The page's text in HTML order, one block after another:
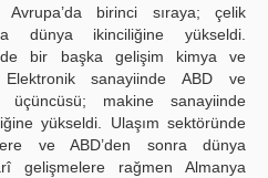
birinci sıraya; çelik
dünya ikinciliğine yükseldi.
bir başka gelişim kimya ve
sanayiinde ABD ve
üçüncüsü; makine sanayiinde
yükseldi. Ulaşım sektöründe
ve ABD’den sonra dünya
gelişmelere rağmen Almanya